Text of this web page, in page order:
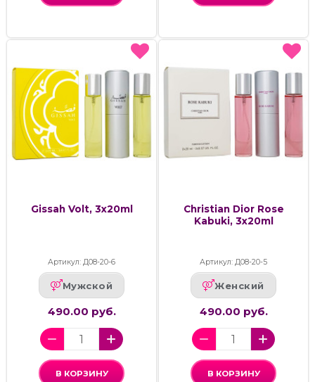
Gissah Volt, 3х20ml
Артикул: Д08-20-6
Мужской
490.00 руб.
В КОРЗИНУ
Christian Dior Rose
Kabuki, 3х20ml
Артикул: Д08-20-5
Женский
490.00 руб.
В КОРЗИНУ